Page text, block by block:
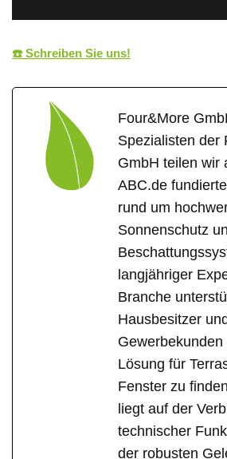
☎️ Schreiben Sie uns!
Four&More
Spezialisten der
GmbH teilen wir
ABC.de
rund um
Sonnenschutz
langjähriger
Branche
Hausbesitzer
Lösung für
Fenster zu
liegt auf der
technischer
der robusten